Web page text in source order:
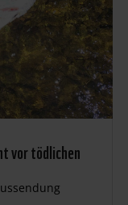
vor tödlichen